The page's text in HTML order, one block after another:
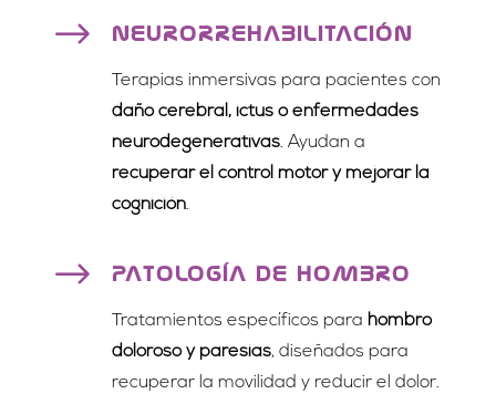
$ NEURORREHABILITACIÓN
Terapias inmersivas para pacientes con
daño cerebral, ictus o enfermedades
neurodegenerativas. Ayudan a
recuperar el control motor y mejorar la
cognición.
$ PATOLOGÍA DE HOMBRO
Tratamientos específicos para hombro
doloroso y paresias, diseñados para
recuperar la movilidad y reducir el dolor.